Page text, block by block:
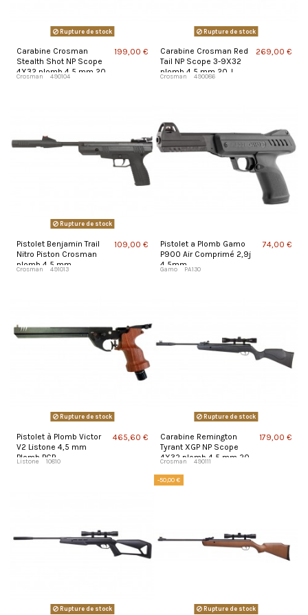
Rupture de stock
Carabine Crosman
Stealth Shot NP Scope
4X32 plomb 4,5 mm 20
Crosman 490104
199,00 €
Rupture de stock
Carabine Crosman Red
Tail NP Scope 3-9X32
plomb 4,5 mm 20 J
Crosman 490086
269,00 €
Rupture de stock
Pistolet Benjamin Trail
Nitro Piston Crosman
plomb 4,5 mm
Crosman 491013
109,00 €
Pistolet a Plomb Gamo
P900 Air Comprimé 2,9j
4,5mm
Gamo PA130
74,00 €
Rupture de stock
Pistolet à Plomb Victor
V2 Listone 4,5 mm
Plomb PCP
Listone 10810
465,60 €
Rupture de stock
Carabine Remington
Tyrant XGP NP Scope
4X32 plomb 4,5 mm 20
Crosman 490111
179,00 €
Rupture de stock
-50,00 €
Rupture de stock